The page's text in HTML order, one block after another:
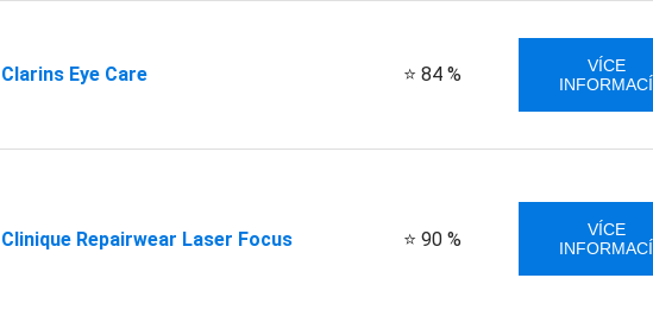
Clarins Eye Care ⭐ 84 %
VÍCE
INFORMACÍ
Clinique Repairwear Laser Focus ⭐ 90 %
VÍCE
INFORMACÍ